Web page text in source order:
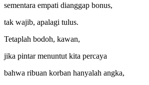
sementara empati dianggap bonus,
tak wajib, apalagi tulus.
Tetaplah bodoh, kawan,
jika pintar menuntut kita percaya
bahwa ribuan korban hanyalah angka,